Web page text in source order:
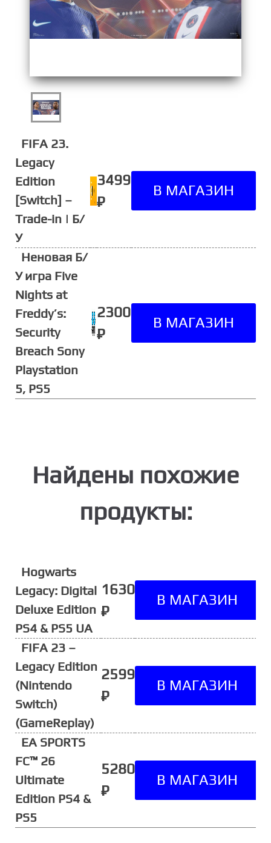
FIFA 23.
Legacy
Edition
[Switch] –
Trade-in | Б/
У
3499
₽
Неновая Б/
У игра Five
Nights at
Freddy’s:
Security
Breach Sony
Playstation
5, PS5
2300
₽
Найдены похожие
продукты:
Hogwarts
Legacy: Digital
Deluxe Edition
PS4 & PS5 UA
1630
₽
FIFA 23 –
Legacy Edition
(Nintendo
Switch)
(GameReplay)
2599
₽
EA SPORTS
FC™ 26
Ultimate
Edition PS4 &
PS5
5280
₽